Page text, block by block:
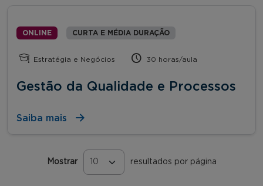
ONLINE CURTA E MÉDIA DURAÇÃO
Estratégia e Negócios 30 horas/aula
Gestão da Qualidade e Processos
Saiba mais
Mostrar resultados por página